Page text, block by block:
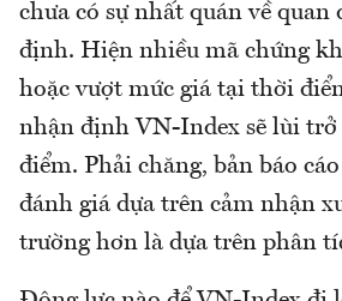
chưa có sự nhất quán về
định. Hiện nhiều mã chứng
hoặc vượt mức giá tại thời
nhận định VN-Index sẽ lùi trở
điểm. Phải chăng, bản báo
đánh giá dựa trên cảm nhận
trường hơn là dựa trên phân